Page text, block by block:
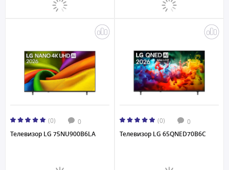
(0) 0
Телевизор LG 75NU900B6LA
(0) 0
Телевизор LG 65QNED70B6C